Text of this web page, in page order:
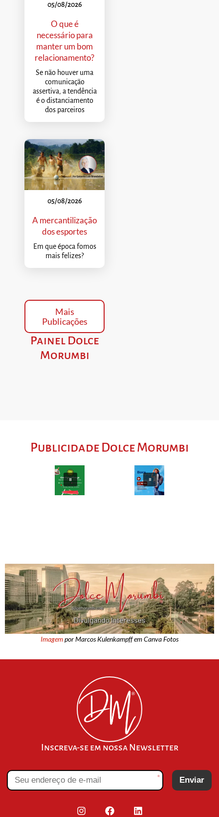
05/08/2026
O que é
necessário para
manter um bom
relacionamento?
Se não houver uma
comunicação
assertiva, a tendência
é o distanciamento
dos parceiros
05/08/2026
A mercantilização
dos esportes
Em que época fomos
mais felizes?
Mais
Publicações
Painel Dolce
Morumbi
Publicidade Dolce Morumbi
Imagempor Marcos Kulenkampff em Canva Fotos
Inscreva-se em nossa Newsletter
* Enviar